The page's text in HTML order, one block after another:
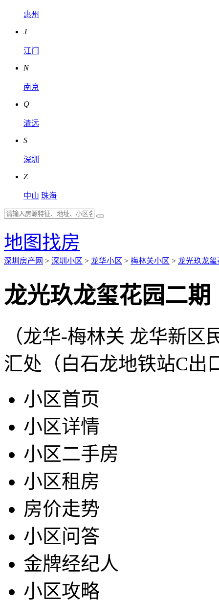
惠州
J
江门
N
南京
Q
清远
S
深圳
Z
中山 珠海
地图找房
深圳房产网 > 深圳小区 > 龙华小区 > 梅林关小区 > 龙光玖龙玺
龙光玖龙玺花园二期
（龙华-梅林关 龙华新
汇处（白石龙地铁站C出
小区首页
小区详情
小区二手房
小区租房
房价走势
小区问答
金牌经纪人
小区攻略